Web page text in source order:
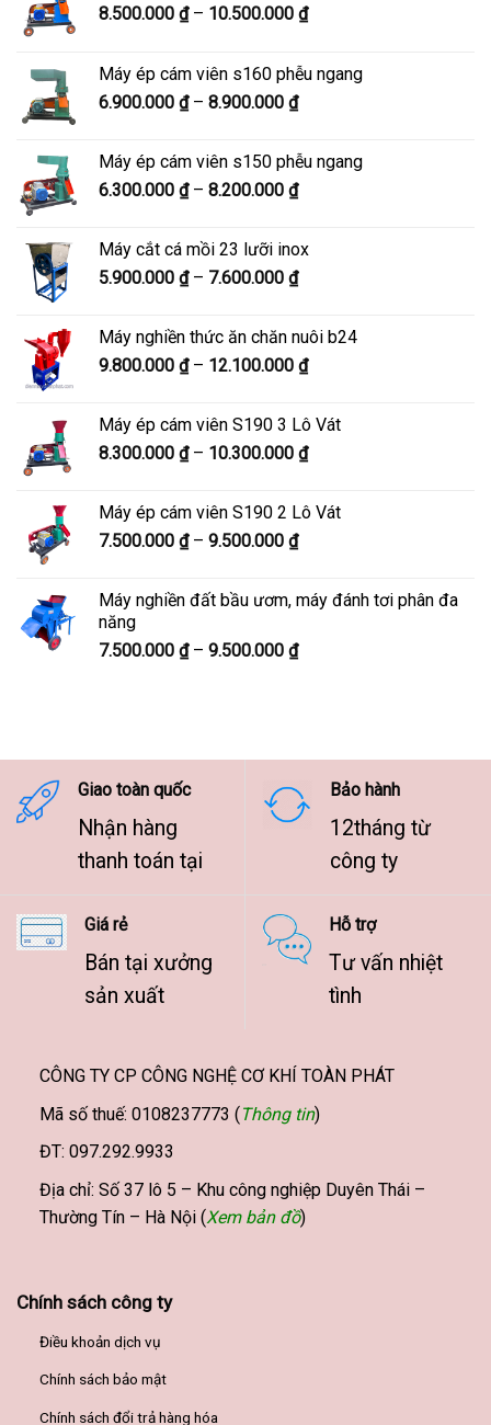
8.500.000 ₫ – 10.500.000 ₫Khoảng
8.500.000 ₫
Máy ép cám viên s160 phễu ngang
6.900.000 ₫ – 8.900.000 ₫Khoảng
từ
6.900.000 ₫
đến
Máy ép cám viên s150 phễu ngang
6.300.000 ₫ – 8.200.000 ₫Khoảng
6.300.000 ₫
đến
Máy cắt cá mồi 23 lưỡi inox
5.900.000 ₫ – 7.600.000 ₫Khoảng
5.900.000 ₫
đến
Máy nghiền thức ăn chăn nuôi b24
9.800.000 ₫ – 12.100.000 ₫Khoảng
9.800.000 ₫
đến
Máy ép cám viên S190 3 Lô Vát
8.300.000 ₫ – 10.300.000 ₫Khoảng
8.300.000 ₫
Máy ép cám viên S190 2 Lô Vát
7.500.000 ₫ – 9.500.000 ₫Khoảng
7.500.000 ₫
9.500.000 ₫
Máy nghiền đất bầu ươm, máy đánh tơi phân đa
năng
7.500.000 ₫ – 9.500.000 ₫Khoảng
9.500.000 ₫
Giao toàn quốc
Nhận hàng
thanh toán tại
Bảo hành
12tháng từ
công ty
Giá rẻ
Bán tại xưởng
sản xuất
Hỗ trợ
Tư vấn nhiệt
tình
CÔNG TY CP CÔNG NGHỆ CƠ KHÍ TOÀN PHÁT
Mã số thuế: 0108237773 (Thông tin)
ĐT: 097.292.9933
Địa chỉ: Số 37 lô 5 – Khu công nghiệp Duyên Thái –
Thường Tín – Hà Nội (Xem bản đồ)
Chính sách công ty
Điều khoản dịch vụ
Chính sách bảo mật
Chính sách đổi trả hàng hóa